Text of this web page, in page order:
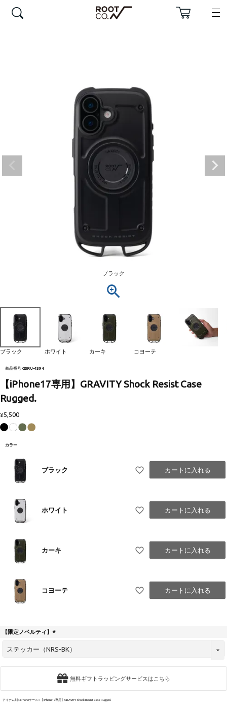
ブラック
ブラック ホワイト カーキ コヨーテ
商品番号 GSRU-4394
【iPhone17専用】GRAVITY Shock Resist Case
Rugged.
¥5,500
カラー
ブラック カートに入れる
ホワイト カートに入れる
カーキ カートに入れる
コヨーテ カートに入れる
【限定ノベルティ】
必
無料ギフトラッピングサービスはこちら
アイテム別 iPhoneケース 【iPhone17専用】GRAVITY Shock Resist Case Rugged.